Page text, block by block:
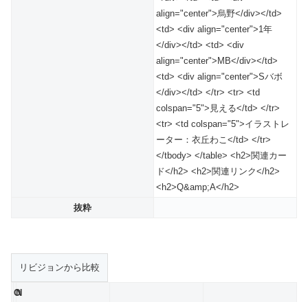
align="center">烏野</div></td>
<td> <div align="center">1年
</div></td> <td> <div
align="center">MB</div></td>
<td> <div align="center">Sバボ
</div></td> </tr> <tr> <td
colspan="5">見える</td> </tr>
<tr> <td colspan="5">イラストレ
ーター：衣丘わこ</td> </tr>
</tbody> </table> <h2>関連カー
ド</h2> <h2>関連リンク</h2>
<h2>Q&amp;A</h2>
抜粋
O
N